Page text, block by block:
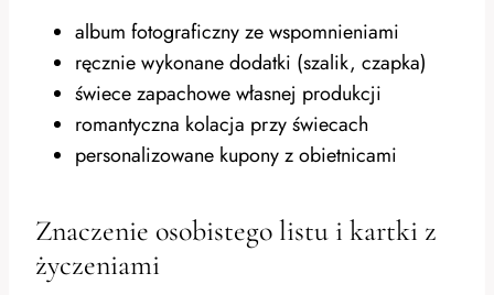
album fotograficzny ze wspomnieniami
ręcznie wykonane dodatki (szalik, czapka)
świece zapachowe własnej produkcji
romantyczna kolacja przy świecach
personalizowane kupony z obietnicami
Znaczenie osobistego listu i kartki z
życzeniami